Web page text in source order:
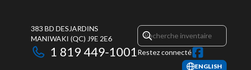
383 BD DESJARDINS
MANIWAKI (QC) J9E 2E6
1 819 449-1001Restez connecté
ENGLISH